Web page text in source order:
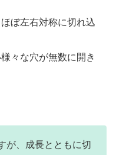
ぼ左右対称に切れ込
々な穴が無数に開き
が、成長とともに切